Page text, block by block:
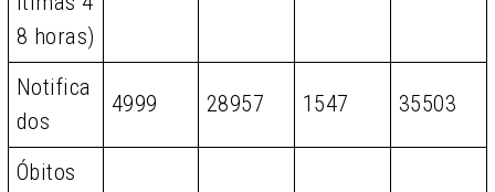
8 horas)
Notifica
dos
4999 28957 1547 35503
Óbitos